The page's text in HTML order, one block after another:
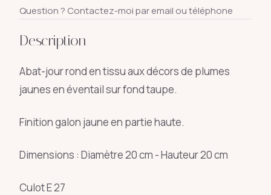
Question ? Contactez-moi par email ou téléphone
Description
Abat-jour rond en tissu aux décors de plumes
jaunes en éventail sur fond taupe.
Finition galon jaune en partie haute.
Dimensions : Diamètre 20 cm - Hauteur 20 cm
Culot E 27